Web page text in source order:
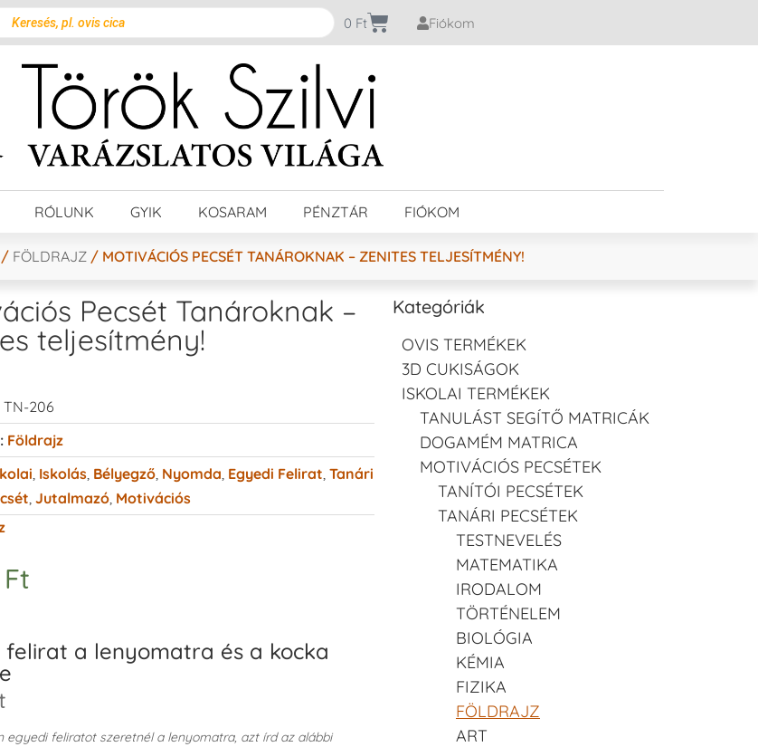
0 Ft Fiókom
RÓLUNK GYIK KOSARAM PÉNZTÁR FIÓKOM
/ FÖLDRAJZ / MOTIVÁCIÓS PECSÉT TANÁROKNAK – ZENITES TELJESÍTMÉNY!
Pecsét Tanároknak –
teljesítmény!
TN-206
Földrajz
Iskolás, Bélyegző, Nyomda Egyedi Felirat Tanári
Jutalmazó, Motivációs
Ft
felirat a lenyomatra és a kocka
egyedi feliratot szeretnél a lenyomatra, azt írd az alábbi
Kategóriák
OVIS TERMÉKEK
3D CUKISÁGOK
ISKOLAI TERMÉKEK
TANULÁST SEGÍTŐ MATRICÁK
DOGAMÉM MATRICA
MOTIVÁCIÓS PECSÉTEK
TANÍTÓI PECSÉTEK
TANÁRI PECSÉTEK
TESTNEVELÉS
MATEMATIKA
IRODALOM
TÖRTÉNELEM
BIOLÓGIA
KÉMIA
FIZIKA
FÖLDRAJZ
ART